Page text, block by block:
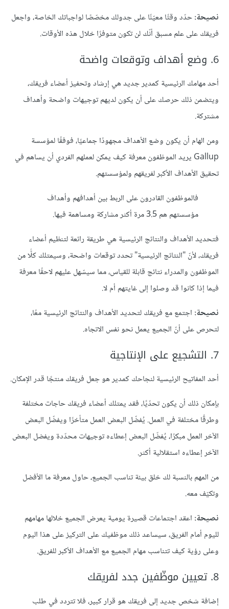
نصيحة:حدّد وقتًا معيّنًا على جدولك مخصّصًا لواجباتك الخاصة، واجعل
فريقك على علم مسبق أنّك لن تكون متوفرًا خلال هذه الأوقات.
6. وضع أهداف وتوقعات واضحة
أحد مهامك الرئيسية كمدير جديد هي إرشاد وتحفيز أعضاء فريقك،
ويتضمن ذلك حرصك على أن يكون لديهم توجيهات واضحة وأهداف
مشتركة.
ومن الهام أن يكون وضع الأهداف مجهودًا جماعيًا، فوفقًا لمؤسسة
Gallup يريد الموظفون معرفة كيف يمكن لعملهم الفردي أن يساهم في
تحقيق الأهداف الأكبر لفريقهم ولمؤسستهم.
فالموظفون القادرون على الربط بين أهدافهم وأهداف
مؤسستهم هم 3.5 مرة أكثر مشاركة ومساهمة فيها.
فتحديد الأهداف والنتائج الرئيسية هي طريقة رائعة لتنظيم أعضاء
فريقك، لأنّ "النتائج الرئيسية" تحدد توقعات واضحة، وسيمتلك كلًّا من
الموظفون والمدراء نتائج قابلة للقياس، مما سيسّهل عليهم لاحقًا معرفة
فيما إذا كانوا قد وصلوا إلى غايتهم أم لا.
نصيحة: اجتمع مع فريقك لتحديد الأهداف والنتائج الرئيسية معًا،
لتحرص على أنّ الجميع يعمل نحو نفس الاتجاه.
7. التشجيع على الإنتاجية
أحد المفاتيح الرئيسية لنجاحك كمدير هو جعل فريقك منتجًا قدر الإمكان.
بإمكان ذلك أن يكون تحدّيًا، فقد يمتلك أعضاء فريقك حاجات مختلفة
وطرقًا مختلفة في العمل. يُفضّل البعض العمل متأخرًا ويفضّل البعض
الآخر العمل مبكرًا، يُفضّل البعض إعطاءه توجيهات محدّدة ويفضل البعض
الآخر إعطاءه استقلالية أكثر.
من المهم بالنسبة لك خلق بيئة تناسب الجميع، حاول معرفة ما الأفضل
وتكيّف معه.
نصيحة: اعقد اجتماعات قصيرة يومية يعرض الجميع خلالها مهامهم
لليوم أمام الفريق، سيساعد ذلك موظفيك على التركيز على هذا اليوم
وعلى رؤية كيف تتناسب مهام الجميع مع الأهداف الأكبر للفريق.
8. تعيين موظّفين جدد لفريقك
إضافة شخص جديد إلى فريقك هو قرار كبير، فلا تتردد في طلب